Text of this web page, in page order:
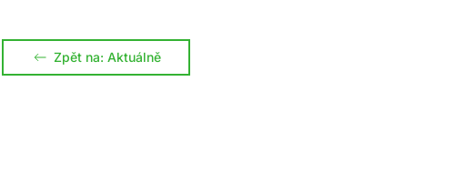
Zpět na: Aktuálně